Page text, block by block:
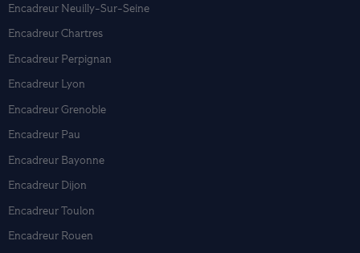
Encadreur Neuilly-Sur-Seine
Encadreur Chartres
Encadreur Perpignan
Encadreur Lyon
Encadreur Grenoble
Encadreur Pau
Encadreur Bayonne
Encadreur Dijon
Encadreur Toulon
Encadreur Rouen